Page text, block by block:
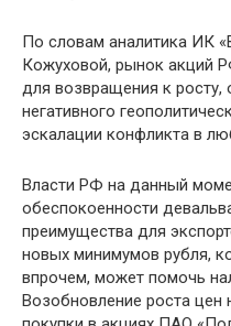
По словам аналитика ИК
Кожуховой, рынок акций
для возвращения к росту,
негативного
эскалации конфликта в
Власти РФ на данный
обеспокоенности
преимущества для
новых минимумов рубля,
впрочем, может помочь
Возобновление роста цен